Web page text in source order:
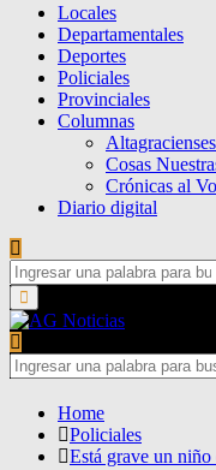
Locales
Departamentales
Deportes
Policiales
Provinciales
Columnas
Cosas
Crónicas al
Diario digital
Search
for:Primary
Menu
Search
for:
Home
Policiales
Está grave un